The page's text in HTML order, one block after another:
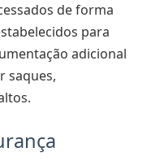
de forma
para
adicional
saques,